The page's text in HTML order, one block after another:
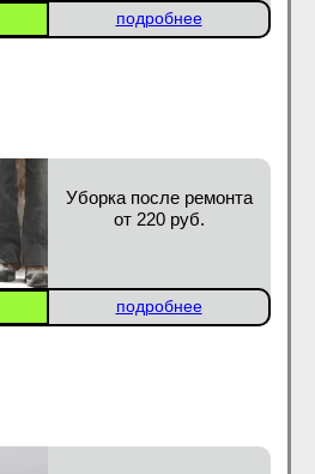
подробнее
Уборка после ремонта
от 220 руб.
подробнее